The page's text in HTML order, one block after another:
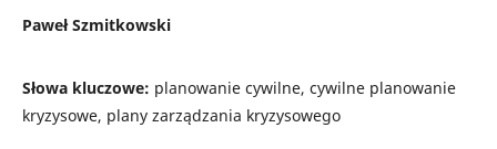
Paweł Szmitkowski
Słowa kluczowe: planowanie cywilne, cywilne planowanie
kryzysowe, plany zarządzania kryzysowego